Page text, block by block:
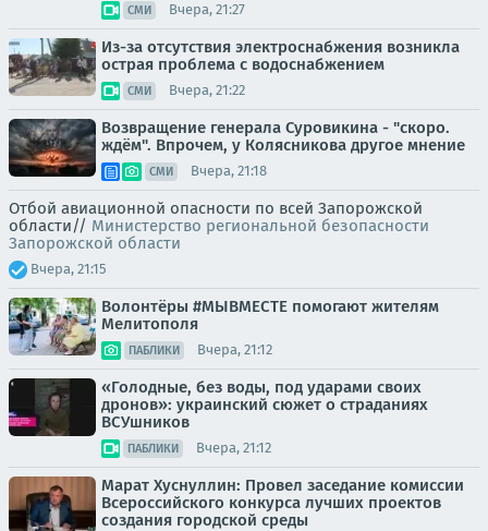
СМИ Вчера, 21:27
Из-за отсутствия электроснабжения возникла
острая проблема с водоснабжением
СМИ Вчера, 21:22
Возвращение генерала Суровикина - "скоро.
ждём". Впрочем, у Колясникова другое мнение
СМИ Вчера, 21:18
Отбой авиационной опасности по всей Запорожской
области// Министерство региональной безопасности
Запорожской области
Вчера, 21:15
Волонтёры #МЫВМЕСТЕ помогают жителям
Мелитополя
ПАБЛИКИ Вчера, 21:12
«Голодные, без воды, под ударами своих
дронов»: украинский сюжет о страданиях
ВСУшников
ПАБЛИКИ Вчера, 21:12
Марат Хуснуллин: Провел заседание комиссии
Всероссийского конкурса лучших проектов
создания городской среды